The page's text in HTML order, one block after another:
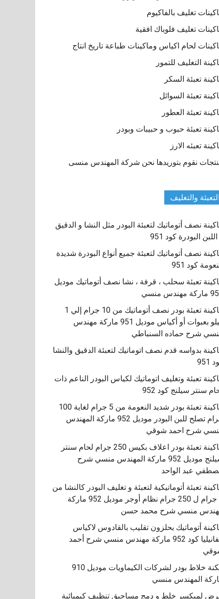
تغليف بالفاكيوم
تغليف فلوباك افقية
لحام اكياس وماكينات طباعة تاريخ انتاج
التغليف للتمور
تعبئة السكر
تعبئة السوائل
تعبئة العطور
تعبئة حبوب و حبيبات وبودر
تعبئه الارز
نقوم بتوريدها نحن شركة المهندس منسى
التعبئة والتغليف
نصف أتوماتيك لتعبئة البودر مثل النشا و الدقيق
البودرة كود 951
نصف أتوماتيك لتعبئة جميع أنواع البودرة شديدة
كود 951
تعبئة سحلب ، قرفة ، نشا نصف أتوماتيك موديل
مهندس منسي
ماكينة تعبئة بودر نصف أتوماتيك من 10 جرام إلي 1
كيلو بعبوات أو أكياس موديل 951 ماركة مهندس
شرح حماده السنباطي
بدواسه قدم نصف اتوماتيك لتعبئة الدقيق والنشا
تعبئة وتغليف اتوماتيك لكياس البودر الناعم ذات
سنتر سيلنج كود 952
ماكينة تعبئة بودر شديد النعومة من 5 جرام لغاية 100
جرام تصلح للبن البودر موديل 952 ماركة المهندس
شرح احمد شوقي
ماكينة تعبئة بودر اعلاف بكيس 250 جرام لحام سنتر
سيلنج موديل 952 ماركة المهندس منسي شرح
عبد الواحد
تعبئة أتوماتيكية لتعبئة و تغليف البودر كالنشا من
5 جرام ل 250 جرام نظام أوجر موديل 952 ماركة
منسي شرح محمد حسن
أتوماتيك بحلزون تقليب بالقادوس لاكياس
الفانيليا كود 952 ماركة مهندس منسي شرح أحمد
مكنة خلاط بودر لشركات الكيماويات موديل 910
المهندس منسي
لميكسر خلط و دمج مساحيق تنظيف كيميائية